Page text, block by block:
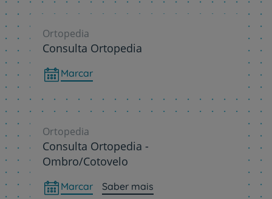
Ortopedia
Consulta Ortopedia
Marcar
Ortopedia
Consulta Ortopedia -
Ombro/Cotovelo
Marcar Saber mais